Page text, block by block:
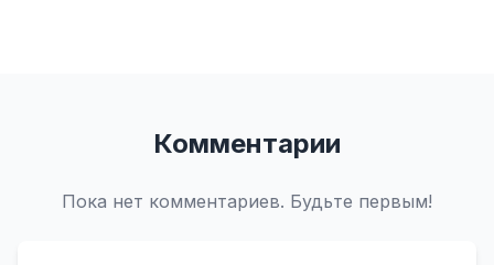
Комментарии
Пока нет комментариев. Будьте первым!